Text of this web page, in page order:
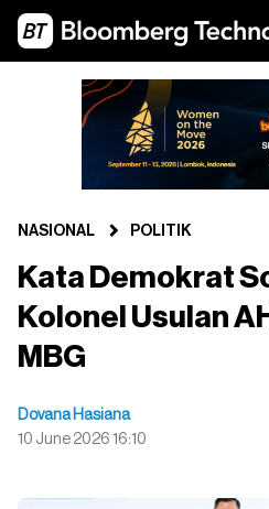
NASIONAL POLITIK
Kata Demokrat
Kolonel Usulan
MBG
Dovana Hasiana
10 June 2026 16:10